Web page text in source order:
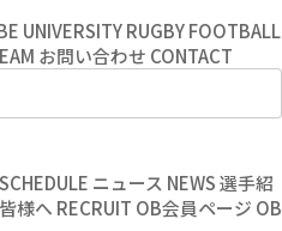
UNIVERSITY RUGBY FOOTBALL
お問い合わせ CONTACT
SCHEDULE ニュース NEWS選手紹
様へ RECRUIT OB会員ページ OB